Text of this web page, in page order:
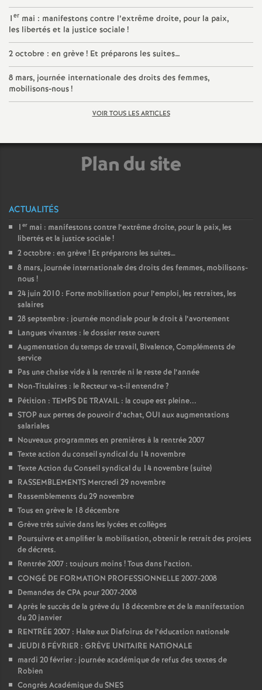
1er mai : manifestons contre l’extrême droite, pour la paix,
les libertés et la justice sociale!
2 octobre : en grève! Et préparons les suites…
8 mars, journée internationale des droits des femmes,
mobilisons-nous!
VOIR TOUS LES ARTICLES
Plan du site
ACTUALITÉS
1 er mai : manifestons contre l’extrême droite, pour la paix, les
libertés et la justice sociale!
2 octobre : en grève! Et préparons les suites…
8 mars, journée internationale des droits des femmes, mobilisons-
nous !
24 juin 2010 : Forte mobilisation pour l’emploi, les retraites, les
salaires
28 septembre : journée mondiale pour le droit à l’avortement
Langues vivantes : le dossier reste ouvert
Augmentation du temps de travail, Bivalence, Compléments de
service
Pas une chaise vide à la rentrée ni le reste de l’année
Non-Titulaires : le Recteur va-t-il entendre?
Pétition : TEMPS DE TRAVAIL : la coupe est pleine...
STOP aux pertes de pouvoir d’achat, OUI aux augmentations
salariales
Nouveaux programmes en premières à la rentrée 2007
Texte action du conseil syndical du 14 novembre
Texte Action du Conseil syndical du 14 novembre (suite)
RASSEMBLEMENTS Mercredi 29 novembre
Rassemblements du 29 novembre
Tous en grève le 18 décembre
Grève très suivie dans les lycées et collèges
Poursuivre et amplifier la mobilisation, obtenir le retrait des projets
de décrets.
Rentrée 2007 : toujours moins ! Tous dans l’action.
CONGÉ DE FORMATION PROFESSIONNELLE 2007-2008
Demandes de CPA pour 2007-2008
Après le succès de la grève du 18 décembre et de la manifestation
du 20 janvier
RENTRÉE 2007 : Halte aux Diafoirus de l’éducation nationale
JEUDI 8 FÉVRIER : GRÈVE UNITAIRE NATIONALE
mardi 20 février : journée académique de refus des textes de
Robien
Congrès Académique du SNES